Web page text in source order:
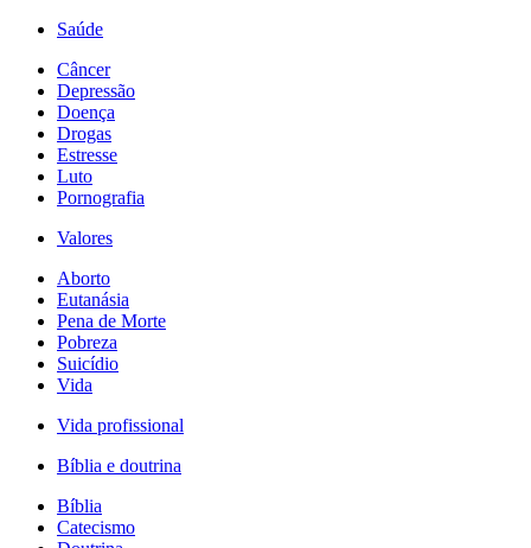
Saúde
Câncer
Depressão
Doença
Drogas
Estresse
Luto
Pornografia
Valores
Aborto
Eutanásia
Pena de Morte
Pobreza
Suicídio
Vida
Vida profissional
Bíblia e doutrina
Bíblia
Catecismo